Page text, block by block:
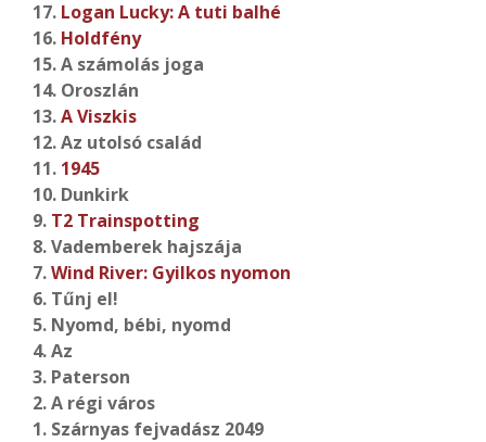
17. Logan Lucky: A tuti balhé
16. Holdfény
15. A számolás joga
14. Oroszlán
13.A Viszkis
12. Az utolsó család
11. 1945
10. Dunkirk
9. T2 Trainspotting
8. Vademberek hajszája
7.Wind River: Gyilkos nyomon
6. Tűnj el!
5. Nyomd, bébi, nyomd
4. Az
3. Paterson
2. A régi város
1. Szárnyas fejvadász 2049